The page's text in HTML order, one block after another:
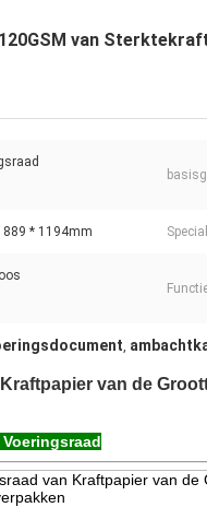
van
* 1194mm
,
van de
van Kraftpapier van